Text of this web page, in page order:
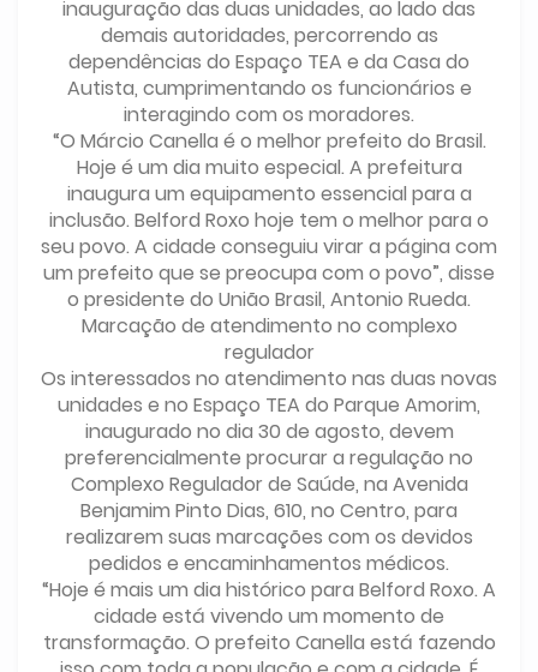
inauguração das duas unidades, ao lado das
demais autoridades, percorrendo as
dependências do Espaço TEA e da Casa do
Autista, cumprimentando os funcionários e
interagindo com os moradores.
“O Márcio Canella é o melhor prefeito do Brasil.
Hoje é um dia muito especial. A prefeitura
inaugura um equipamento essencial para a
inclusão. Belford Roxo hoje tem o melhor para o
seu povo. A cidade conseguiu virar a página com
um prefeito que se preocupa com o povo”, disse
o presidente do União Brasil, Antonio Rueda.
Marcação de atendimento no complexo
regulador
Os interessados no atendimento nas duas novas
unidades e no Espaço TEA do Parque Amorim,
inaugurado no dia 30 de agosto, devem
preferencialmente procurar a regulação no
Complexo Regulador de Saúde, na Avenida
Benjamim Pinto Dias, 610, no Centro, para
realizarem suas marcações com os devidos
pedidos e encaminhamentos médicos.
“Hoje é mais um dia histórico para Belford Roxo. A
cidade está vivendo um momento de
transformação. O prefeito Canella está fazendo